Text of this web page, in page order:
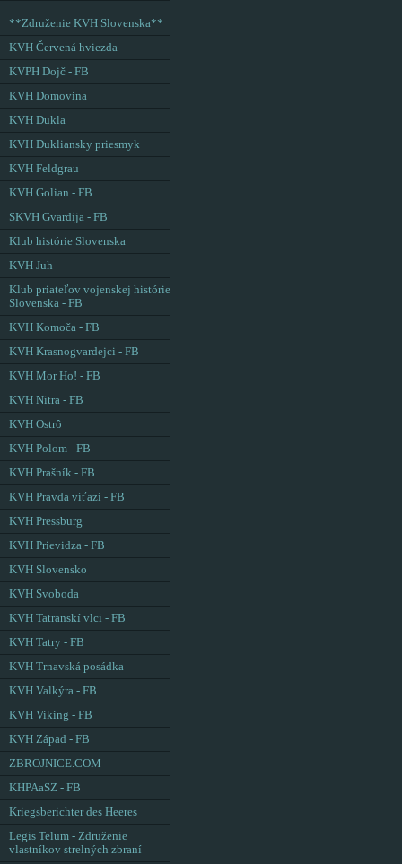
**Združenie KVH Slovenska**
KVH Červená hviezda
KVPH Dojč - FB
KVH Domovina
KVH Dukla
KVH Dukliansky priesmyk
KVH Feldgrau
KVH Golian - FB
SKVH Gvardija - FB
Klub histórie Slovenska
KVH Juh
Klub priateľov vojenskej histórie
Slovenska - FB
KVH Komoča - FB
KVH Krasnogvardejci - FB
KVH Mor Ho! - FB
KVH Nitra - FB
KVH Ostrô
KVH Polom - FB
KVH Prašník - FB
KVH Pravda víťazí - FB
KVH Pressburg
KVH Prievidza - FB
KVH Slovensko
KVH Svoboda
KVH Tatranskí vlci - FB
KVH Tatry - FB
KVH Trnavská posádka
KVH Valkýra - FB
KVH Viking - FB
KVH Západ - FB
ZBROJNICE.COM
KHPAaSZ - FB
Kriegsberichter des Heeres
Legis Telum - Združenie
vlastníkov strelných zbraní